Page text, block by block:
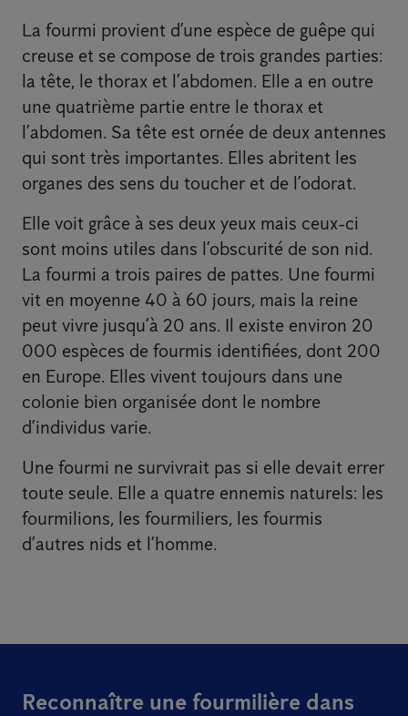
La fourmi provient d’une espèce de guêpe qui
creuse et se compose de trois grandes parties:
la tête, le thorax et l’abdomen. Elle a en outre
une quatrième partie entre le thorax et
l’abdomen. Sa tête est ornée de deux antennes
qui sont très importantes. Elles abritent les
organes des sens du toucher et de l’odorat.
Elle voit grâce à ses deux yeux mais ceux-ci
sont moins utiles dans l’obscurité de son nid.
La fourmi a trois paires de pattes. Une fourmi
vit en moyenne 40 à 60 jours, mais la reine
peut vivre jusqu’à 20 ans. Il existe environ 20
000 espèces de fourmis identifiées, dont 200
en Europe. Elles vivent toujours dans une
colonie bien organisée dont le nombre
d’individus varie.
Une fourmi ne survivrait pas si elle devait errer
toute seule. Elle a quatre ennemis naturels: les
fourmilions, les fourmiliers, les fourmis
d’autres nids et l’homme.
Reconnaître une fourmilière dans